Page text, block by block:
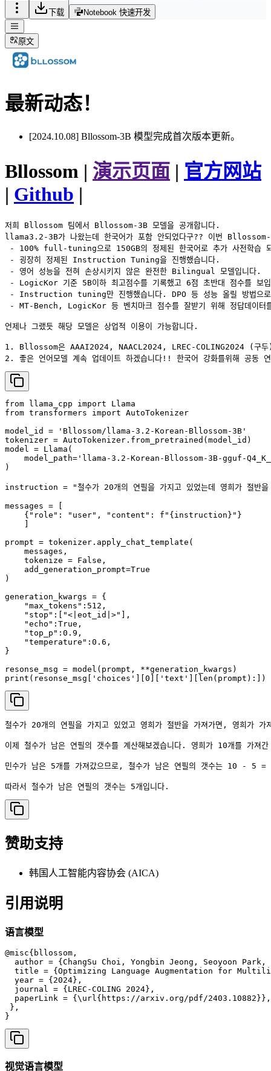
下载 Notebook 快速开发
原文
最新动态！
[2024.10.08] Bllossom-3B 模型完成首次版本更新。
Bllossom | 演示页面 | 官方网站
| Github |
저희 Bllossom 팀에서 Bllossom-3B 모델을 공개합니다.
llama3.2-3B가 나왔는데 한국어가 포함 안되었다구?? 이번 Bllossom-
- 100% full-tuning으로 150GB의 정제된 한국어로 추가 사전학습 되
- 굉장히 정제된 Instruction Tuning을 진행했습니다.
- 영어 성능을 전혀 손상시키지 않은 완전한 Bilingual 모델입니다.
- LogicKor 기준 5B이하 최고점수를 기록했고 6점 초반대 점수를 보
- Instruction tuning만 진행했습니다. DPO 등 성능 올릴 방법으로
- MT-Bench, LogicKor 등 벤치마크 점수를 잘받기 위해 정답데이터
언제나 그랬듯 해당 모델은 상업적 이용이 가능합니다.
1. Bllossom은 AAAI2024, NAACL2024, LREC-COLING2024 (구두)
2. 좋은 언어모델 계속 업데이트 하겠습니다!! 한국어 강화를위해 공동
from llama_cpp import Llama
from transformers import AutoTokenizer
model_id = 'Bllossom/llama-3.2-Korean-Bllossom-3B'
tokenizer = AutoTokenizer.from_pretrained(model_id)
model = Llama(
model_path='llama-3.2-Korean-Bllossom-3B-gguf-
)
instruction = "철수가 20개의 연필을 가지고 있었는데 영희가 절반을
messages = [
    {"role": "user", "content": f"{instruction}"}
prompt = tokenizer.apply_chat_template(
    messages,
    tokenize = False,
    add_generation_prompt=True
)
generation_kwargs = {
    "max_tokens":512,
    "stop":["<|eot_id|>"],
    "echo":True,
    "top_p":0.9,
    "temperature":0.6,
}
resonse_msg = model(prompt, **generation_kwargs)
print(resonse_msg['choices'][0]['text'][len(prompt):])
철수가 20개의 연필을 가지고 있었고 영희가 절반을 가져가면, 영희가
이제 철수가 남은 연필의 갯수를 계산해보겠습니다. 영희가 10개를 가
민수가 남은 5개를 가져갔으므로, 철수가 남은 연필의 갯수는 10 - 5
따라서 철수가 남은 연필의 갯수는 5개입니다.
赞助支持
韩国人工智能内容协会 (AICA)
引用说明
语言模型
@misc{bllossom,
author = {ChangSu Choi, Yongbin Jeong, Seoyoon
title = {Optimizing Language Augmentation for
  year = {2024},
  journal = {LREC-COLING 2024},
  paperLink = {\url{https://arxiv.org/pdf/2403.10882}},
},
}
视觉语言模型